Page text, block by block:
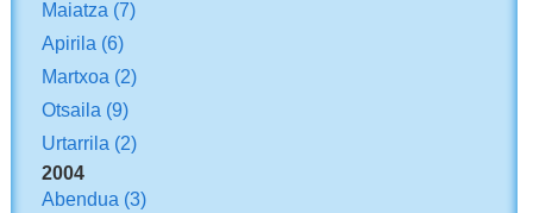
Maiatza (7)
Apirila (6)
Martxoa (2)
Otsaila (9)
Urtarrila (2)
2004
Abendua (3)